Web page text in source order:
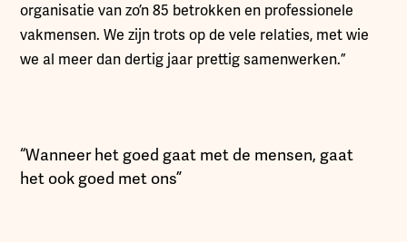
organisatie van zo’n 85 betrokken en professionele
vakmensen. We zijn trots op de vele relaties, met wie
we al meer dan dertig jaar prettig samenwerken.”
“Wanneer het goed gaat met de mensen, gaat
het ook goed met ons”